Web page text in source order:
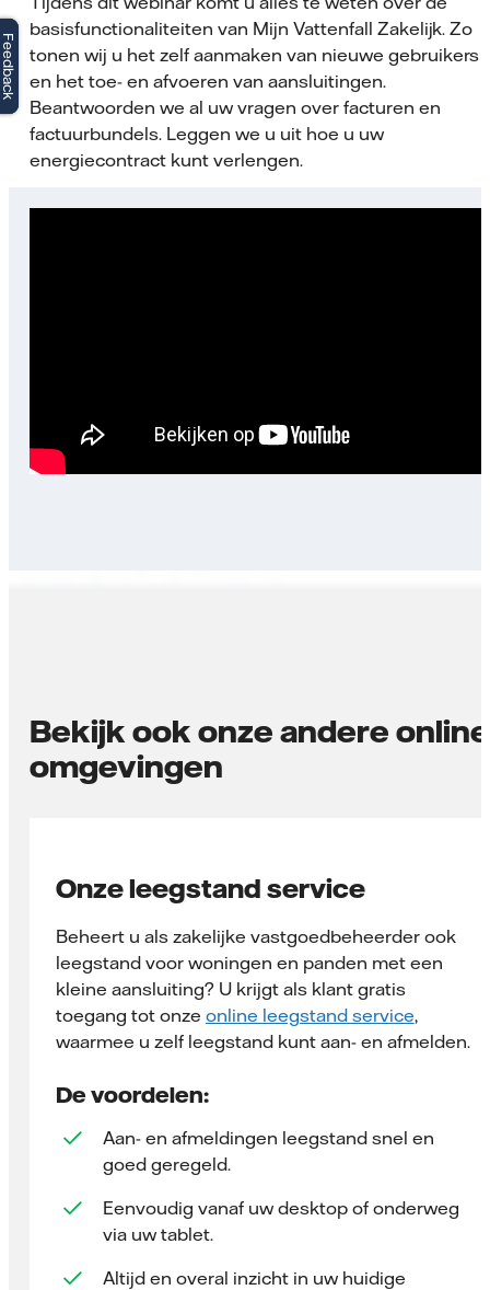
basisfunctionaliteiten van Mijn Vattenfall Zakelijk. Zo
tonen wij u het zelf aanmaken van nieuwe gebruikers
en het toe- en afvoeren van aansluitingen.
Beantwoorden we al uw vragen over facturen en
factuurbundels. Leggen we u uit hoe u uw
energiecontract kunt verlengen.
Bekijk ook onze andere online
omgevingen
Onze leegstand service
Beheert u als zakelijke vastgoedbeheerder ook
leegstand voor woningen en panden met een
kleine aansluiting? U krijgt als klant gratis
toegang tot onze online leegstand service,
waarmee u zelf leegstand kunt aan- en afmelden.
De voordelen:
Aan- en afmeldingen leegstand snel en
goed geregeld.
Eenvoudig vanaf uw desktop of onderweg
via uw tablet.
Altijd en overal inzicht in uw huidige
Feedback
Feedback